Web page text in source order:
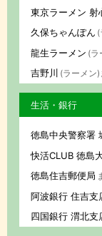
東京ラーメン 射
久保ちゃんぽん
龍生ラーメン (ラ
吉野川 (ラーメン
生活・銀行
徳島中央警察署
快活CLUB 徳島
徳島住吉郵便局
阿波銀行 住吉支
四国銀行 渭北支